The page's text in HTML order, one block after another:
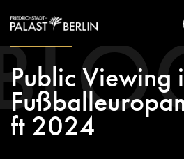
Public Viewing
ft 2024